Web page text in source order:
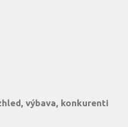
výbava, konkurenti